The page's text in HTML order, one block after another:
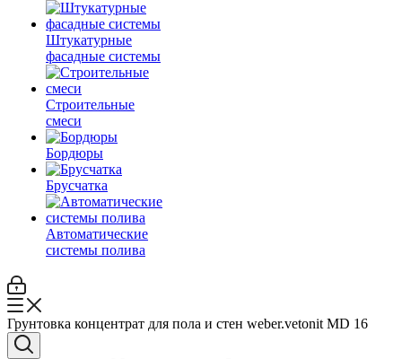
Штукатурные
фасадные системы
Строительные
смеси
Бордюры
Брусчатка
Автоматические
системы полива
Грунтовка концентрат для пола и стен weber.vetonit MD 16